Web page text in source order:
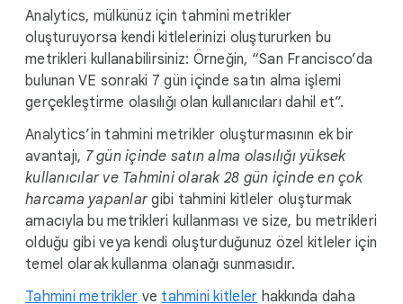
Analytics, mülkünüz için tahmini metrikler
oluşturuyorsa kendi kitlelerinizi oluştururken bu
metrikleri kullanabilirsiniz: Örneğin, “San Francisco’da
bulunan VE sonraki 7 gün içinde satın alma işlemi
gerçekleştirme olasılığı olan kullanıcıları dahil et”.
Analytics’in tahmini metrikler oluşturmasının ek bir
avantajı, 7 gün içinde satın alma olasılığı yüksek
kullanıcılar ve Tahmini olarak 28 gün içinde en çok
harcama yapanlargibi tahmini kitleler oluşturmak
amacıyla bu metrikleri kullanması ve size, bu metrikleri
olduğu gibi veya kendi oluşturduğunuz özel kitleler için
temel olarak kullanma olanağı sunmasıdır.
Tahmini metrikler ve tahmini kitleler hakkında daha